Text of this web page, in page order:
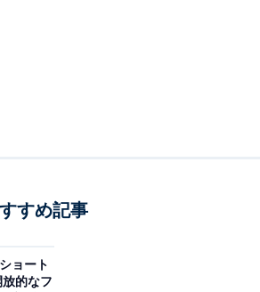
すめ記事
ョート
的なフ